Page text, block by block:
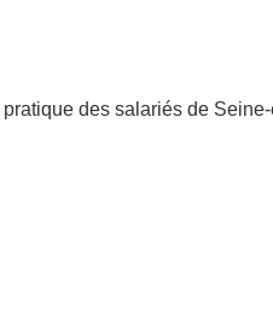
des salariés de Seine-